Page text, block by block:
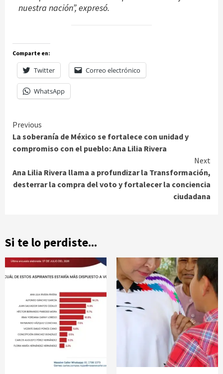
nuestra nación”, expresó.
Comparte en:
Twitter Correo electrónico
WhatsApp
Continue
Reading
Previous
La soberanía de México se fortalece con unidad y
compromiso con el pueblo: Ana Lilia Rivera
Next
Ana Lilia Rivera llama a profundizar la Transformación,
desterrar la compra del voto y fortalecer la conciencia
ciudadana
Si te lo perdiste...